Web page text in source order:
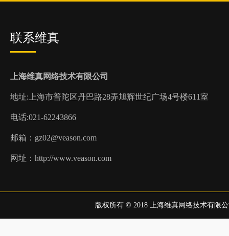
联系维真
上海维真网络技术有限公司
地址:上海市普陀区丹巴路28弄旭辉世纪广场4号楼611室
电话:021-62243866
邮箱：gz02@veason.com
网址：http://www.veason.com
版权所有 © 2018 上海维真网络技术有限公